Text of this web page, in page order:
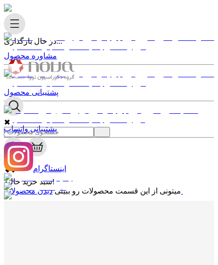
در حال بارگذاری...
✖
0
✖
سبد خرید خالیه!
میتونی از این قسمت محصولات رو ببینی
مشاوره محصول
پشتیبانی محصول
پشتیبانی واتساپ
اینستاگرام